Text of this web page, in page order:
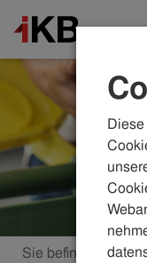
Sie befinden sich